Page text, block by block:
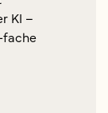
KI –
fache